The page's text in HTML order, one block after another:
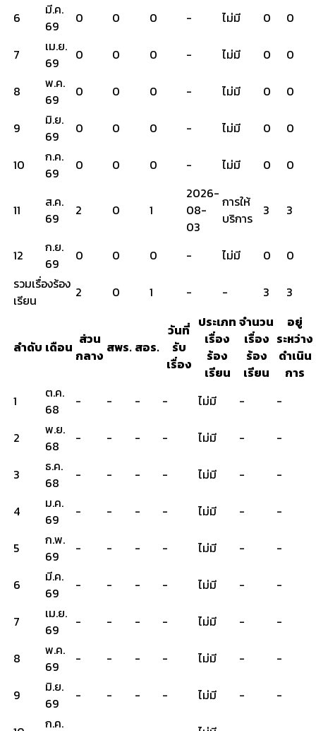
6
มี.ค.
69
0 0 0 - ไม่มี 0 0
7
เม.ย.
69
0 0 0 - ไม่มี 0 0
8
พ.ค.
69
0 0 0 - ไม่มี 0 0
9
มิ.ย.
69
0 0 0 - ไม่มี 0 0
10
ก.ค.
69
0 0 0 - ไม่มี 0 0
11
ส.ค.
69
2 0 1
2026-
08-
03
การให้
บริการ
3 3
12
ก.ย.
69
0 0 0 - ไม่มี 0
0
รวมเรื่องร้อง
เรียน
2 0 1 - - 3 3
ลำดับ เดือน ส่วน
กลาง สพร. สอร.
วันที่
รับ
เรื่อง
ประเภท
เรื่อง
ร้อง
เรียน
จำนวน
เรื่อง
ร้อง
เรียน
อยู่
ระหว่าง
ดำเนิน
การ
1
ต.ค.
68
- - - - ไม่มี - -
2
พ.ย.
68
- - - - ไม่มี - -
3
ธ.ค.
68
- - - - ไม่มี - -
4
ม.ค.
69
- - - - ไม่มี - -
5
ก.พ.
69
- - - - ไม่มี - -
6
มี.ค.
69
- - - - ไม่มี - -
7
เม.ย.
69
- - - - ไม่มี - -
8
พ.ค.
69
- - - - ไม่มี - -
9
มิ.ย.
69
- - - - ไม่มี - -
ก.ค.